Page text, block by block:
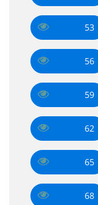
53
56
59
62
65
68